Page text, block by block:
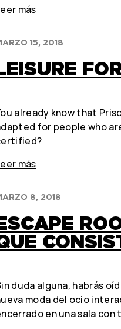
más
15, 2018
already know that
for people who
más
8, 2018
duda alguna, habrás
moda del ocio
en una sala con